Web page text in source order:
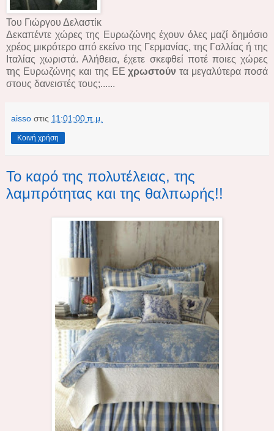
Του Γιώργου Δελαστίκ
Δεκαπέντε χώρες της Ευρωζώνης έχουν όλες μαζί δημόσιο
χρέος μικρότερο από εκείνο της Γερμανίας, της Γαλλίας ή της
Ιταλίας χωριστά. Αλήθεια, έχετε σκεφθεί ποτέ ποιες χώρες
της Ευρωζώνης και της ΕΕχρωστούν τα μεγαλύτερα ποσά
στους δανειστές τους;......
aisso στις 11:01:00 π.μ.
Κοινή χρήση
Το καρό της πολυτέλειας, της
λαμπρότητας και της θαλπωρής!!